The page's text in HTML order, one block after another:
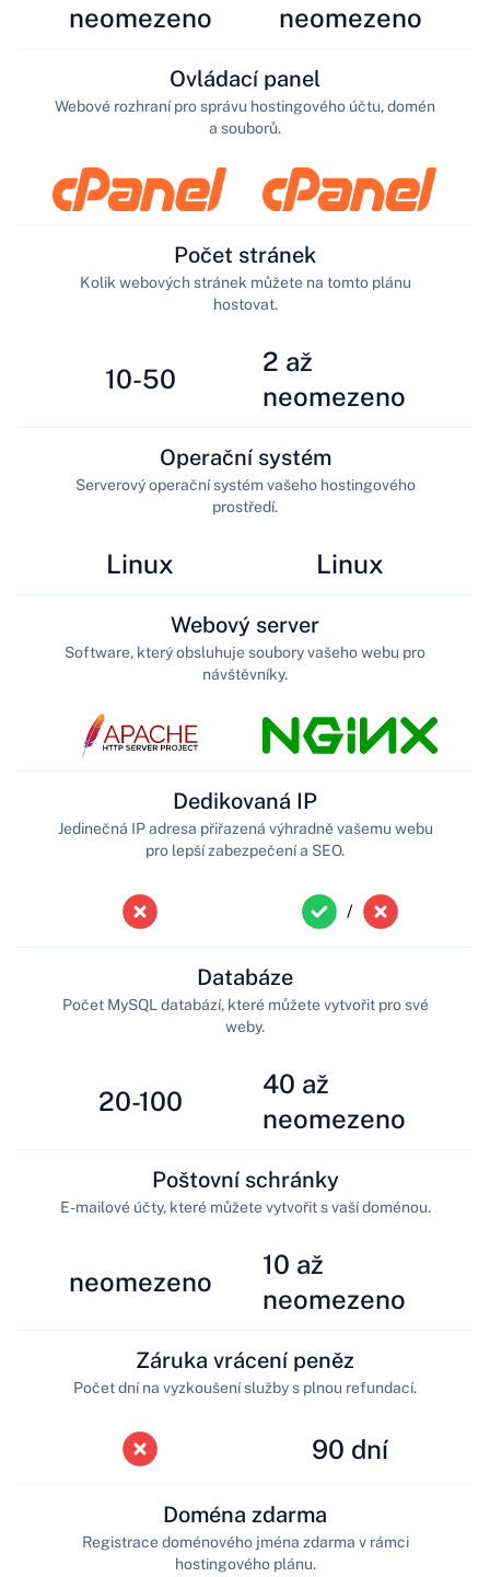
neomezeno neomezeno
Ovládací panel
Webové rozhraní pro správu hostingového účtu, domén
a souborů.
10-50
Počet stránek
Kolik webových stránek můžete na tomto plánu
hostovat.
2 až
neomezeno
Linux
Operační systém
Serverový operační systém vašeho hostingového
prostředí.
Linux
Webový server
Software, který obsluhuje soubory vašeho webu pro
návštěvníky.
Dedikovaná IP
Jedinečná IP adresa přiřazená výhradně vašemu webu
pro lepší zabezpečení a SEO.
/
20-100
Databáze
Počet MySQL databází, které můžete vytvořit pro své
weby.
40 až
neomezeno
neomezeno
Poštovní schránky
E-mailové účty, které můžete vytvořit s vaší doménou.
10 až
neomezeno
Záruka vrácení peněz
Počet dní na vyzkoušení služby s plnou refundací.
90 dní
Doména zdarma
Registrace doménového jména zdarma v rámci
hostingového plánu.